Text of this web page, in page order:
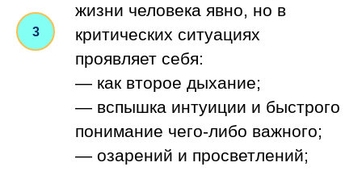
жизни человека явно, но в
критических ситуациях
проявляет себя:
— как второе дыхание;
— вспышка интуиции и быстрого
понимание чего-либо важного;
— озарений и просветлений;